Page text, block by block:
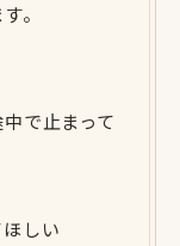
。
で止まって
しい